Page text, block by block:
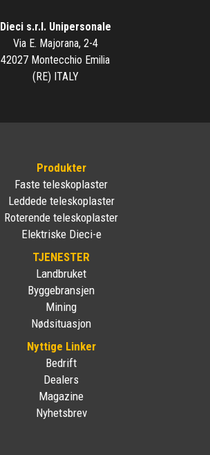
Dieci s.r.l. Unipersonale
Via E. Majorana, 2-4
42027 Montecchio Emilia
(RE) ITALY
Produkter
Faste teleskoplaster
Leddede teleskoplaster
Roterende teleskoplaster
Elektriske Dieci-e
TJENESTER
Landbruket
Byggebransjen
Mining
Nødsituasjon
Nyttige Linker
Bedrift
Dealers
Magazine
Nyhetsbrev